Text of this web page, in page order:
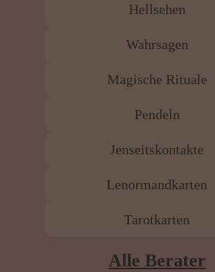
Hellsehen
Wahrsagen
Magische Rituale
Pendeln
Jenseitskontakte
Lenormandkarten
Tarotkarten
Alle Berater